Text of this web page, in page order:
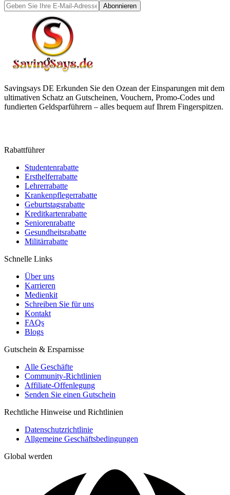
Abonnieren
Savingsays DE Erkunden Sie den Ozean der Einsparungen mit dem
ultimativen Schatz an Gutscheinen, Vouchern, Promo-Codes und
fundierten Geldsparführern – alles bequem auf Ihrem Fingerspitzen.
Rabattführer
Studentenrabatte
Ersthelferrabatte
Lehrerrabatte
Krankenpflegerrabatte
Geburtstagsrabatte
Kreditkartenrabatte
Seniorenrabatte
Gesundheitsrabatte
Militärrabatte
Schnelle Links
Über uns
Karrieren
Medienkit
Schreiben Sie für uns
Kontakt
FAQs
Blogs
Gutschein & Ersparnisse
Alle Geschäfte
Community-Richtlinien
Affiliate-Offenlegung
Senden Sie einen Gutschein
Rechtliche Hinweise und Richtlinien
Datenschutzrichtlinie
Allgemeine Geschäftsbedingungen
Global werden